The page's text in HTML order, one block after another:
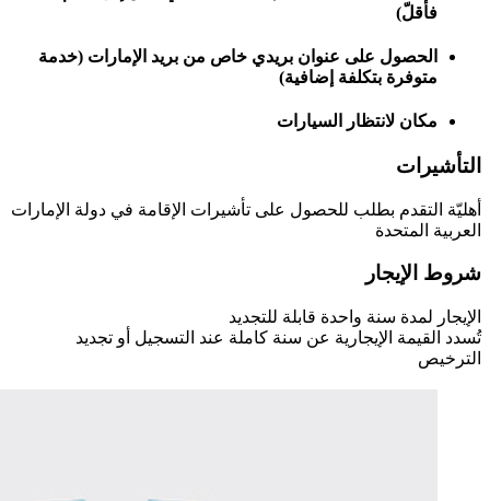
فأقلّ)
الحصول على عنوان بريدي خاص من بريد الإمارات (خدمة
متوفرة بتكلفة إضافية)
مكان لانتظار السيارات
التأشيرات
أهليّة التقدم بطلب للحصول على تأشيرات الإقامة في دولة الإمارات
العربية المتحدة
شروط الإيجار
الإيجار لمدة سنة واحدة قابلة للتجديد
تُسدد القيمة الإيجارية عن سنة كاملة عند التسجيل أو تجديد
الترخيص